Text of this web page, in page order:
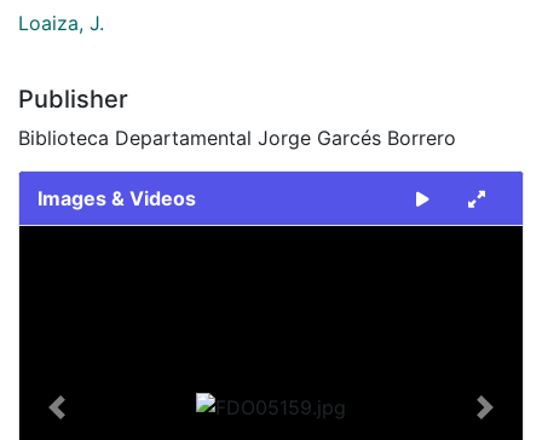
Loaiza, J.
Publisher
Biblioteca Departamental Jorge Garcés Borrero
Images & Videos
Previous Next